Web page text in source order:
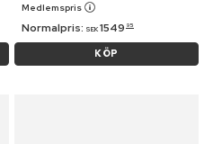
Medlemspris
Normalpris: SEK 1549 95
KÖP